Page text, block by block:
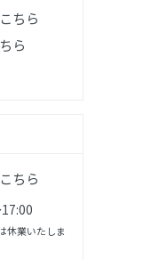
ちら
ら
ちら
休業いたしま